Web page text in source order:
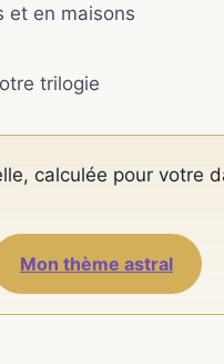
et en maisons
trilogie
calculée pour votre
Mon thème astral